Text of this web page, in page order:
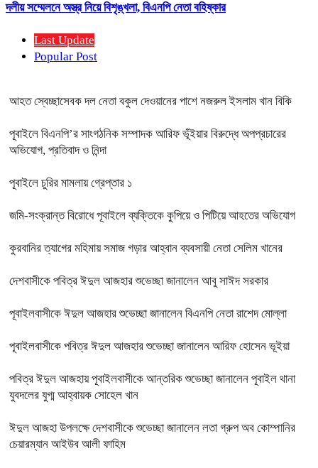
দলীয় সম্মেলনে অস্ত্র নিয়ে বিশৃঙ্খলা, বিএনপি নেতা বহিষ্কার
Last Update
Popular Post
আহত স্বেচ্ছাসেবক দল নেতা বকুল দেওয়ানের পাশে নজরুল ইসলাম খান বিকি
পূবাইলে বিএনপি’র সাংগঠনিক সম্পাদক আরিফ ভূঁইয়ার বিরুদ্ধে অপপ্রচারের
অভিযোগ, প্রতিবাদ ও নিন্দা
পূবাইলে চুরির মামলায় গ্রেপ্তার ১
জমি-সংক্রান্ত বিরোধে পূবাইলে ব্যক্তিকে কুপিয়ে ও পিটিয়ে আহতের অভিযোগ
কুরবানির ত্যাগের মহিমায় সমাজ গড়ার আহ্বান ব্যবসায়ী নেতা সেলিম খানের
দেশবাসীকে পবিত্র ঈদুল আজহার শুভেচ্ছা জানালেন আবু সাঈদ সরকার
পূবাইলবাসীকে ঈদুল আজহার শুভেচ্ছা জানালেন বিএনপি নেতা রাশেদ মোল্লা
পূবাইলবাসীকে পবিত্র ঈদুল আজহার শুভেচ্ছা জানালেন আরিফ হোসেন ভূইয়া
পবিত্র ঈদুল আজহায় পূবাইলবাসীকে আন্তরিক শুভেচ্ছা জানালেন পূবাইল থানা
যুবদলের যুগ্ম আহ্বায়ক সোহেল খান
ঈদুল আজহা উপলক্ষে দেশবাসীকে শুভেচ্ছা জানালেন লতা গ্রুপ অব কোম্পানির
চেয়ারম্যান আইউব আলী ফাহিম